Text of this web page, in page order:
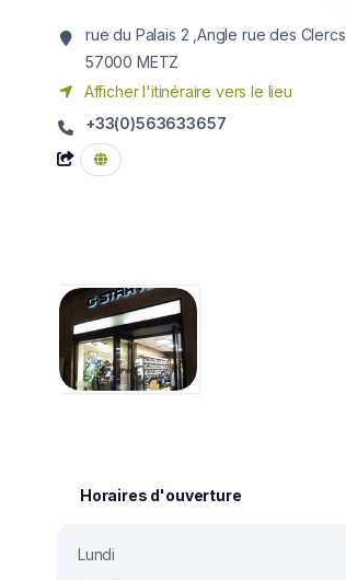
rue du Palais 2 ,Angle rue des Clercs
57000 METZ
Afficher l'itinéraire vers le lieu
+33(0)563633657
Horaires d'ouverture
Lundi